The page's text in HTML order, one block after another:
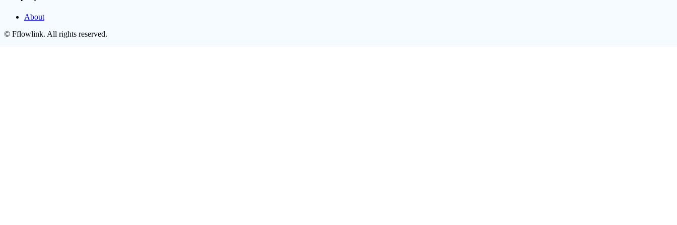
About
© Fflowlink. All rights reserved.